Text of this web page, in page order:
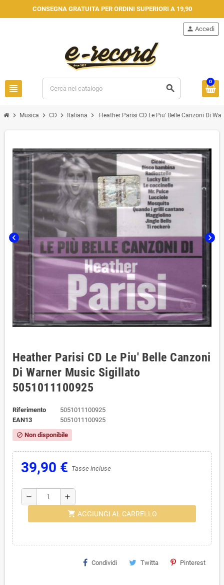
CONSEGNA GRATUITA PER ORDINI SUPERIORI A 19,90
view_headline search
person Accedi
0
chevron_right Musica chevron_right CD chevron_right Italiana chevron_right Heather Parisi CD Le Piu' Belle Canzoni Di
chevron_left chevron_right
Heather Parisi CD Le Piu' Belle Canzoni
Di Warner Music Sigillato
5051011100925
Riferimento
5051011100925
EAN13
5051011100925
block Non disponibile
39,90 € Tasse incluse
remove add
shopping_cart AGGIUNGI AL CARRELLO
Condividi Twitta Pinterest